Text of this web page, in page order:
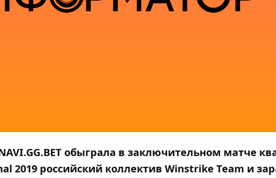
обыграла в заключительном матче
2019 российский коллектив Winstrike Team и